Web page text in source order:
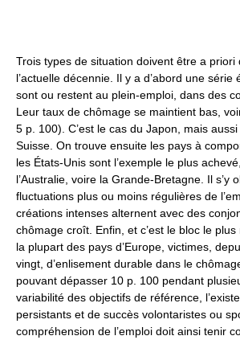
Trois types de situation doivent être a
l’actuelle décennie. Il y a d’abord une
sont ou restent au plein-emploi, dans des
Leur taux de chômage se maintient bas,
5 p. 100). C’est le cas du Japon, mais
Suisse. On trouve ensuite les pays à
les États-Unis sont l’exemple le plus
l’Australie, voire la Grande-Bretagne. Il s’y
fluctuations plus ou moins régulières de
créations intenses alternent avec des
chômage croît. Enfin, et c’est le bloc le
la plupart des pays d’Europe, victimes,
vingt, d’enlisement durable dans le
pouvant dépasser 10 p. 100 pendant
variabilité des objectifs de référence,
persistants et de succès volontaristes ou
compréhension de l’emploi doit ainsi tenir